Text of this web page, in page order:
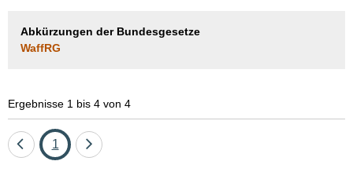
Abkürzungen der Bundesgesetze
WaffRG
Ergebnisse 1 bis 4 von 4
EineSeite
1
Eine